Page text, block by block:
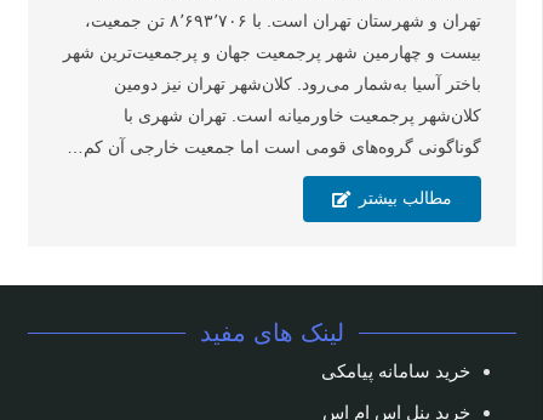
تهران و شهرستان تهران است. با ۸٬۶۹۳٬۷۰۶ تن جمعیت،
بیست و چهارمین شهر پرجمعیت جهان و پرجمعیت‌ترین شهر
باختر آسیا به‌شمار می‌رود. کلان‌شهر تهران نیز دومین
کلان‌شهر پرجمعیت خاورمیانه است. تهران شهری با
گوناگونی گروه‌های قومی است اما جمعیت خارجی آن کم…
مطالب بیشتر
لینک های مفید
خرید سامانه پیامکی
خرید پنل اس ام اس